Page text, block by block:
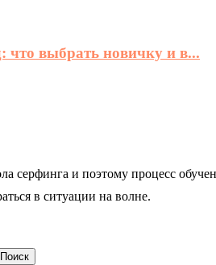
что выбрать новичку и в...
серфинга и поэтому процесс
в ситуации на волне.